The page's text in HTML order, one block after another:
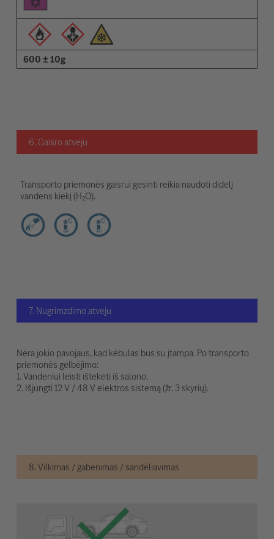
600 ± 10g
6. Gaisro atveju
Transporto priemonės gaisrui gesinti reikia naudoti didelį
vandens kiekį (H₂O).
7. Nugrimzdimo atveju
Nėra jokio pavojaus, kad kėbulas bus su įtampa. Po transporto
priemonės gelbėjimo:
1. Vandeniui leisti ištekėti iš salono.
2. Išjungti 12 V / 48 V elektros sistemą (žr. 3 skyrių).
8. Vilkimas / gabenimas / sandėliavimas